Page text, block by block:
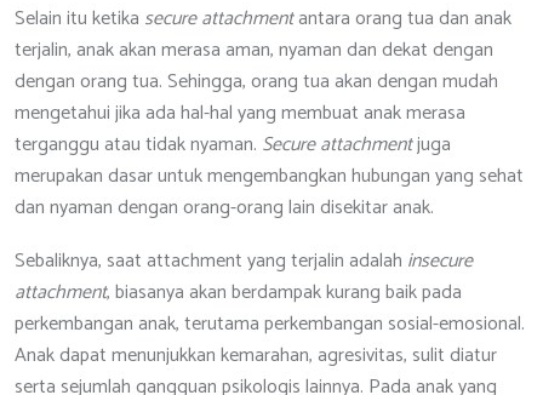
Selain itu ketika secure attachmentantara orang tua dan anak
terjalin, anak akan merasa aman, nyaman dan dekat dengan
dengan orang tua. Sehingga, orang tua akan dengan mudah
mengetahui jika ada hal-hal yang membuat anak merasa
terganggu atau tidak nyaman. Secure attachmentjuga
merupakan dasar untuk mengembangkan hubungan yang sehat
dan nyaman dengan orang-orang lain disekitar anak.
Sebaliknya, saat attachment yang terjalin adalah insecure
attachment, biasanya akan berdampak kurang baik pada
perkembangan anak, terutama perkembangan sosial-emosional.
Anak dapat menunjukkan kemarahan, agresivitas, sulit diatur
serta sejumlah gangguan psikologis lainnya. Pada anak yang